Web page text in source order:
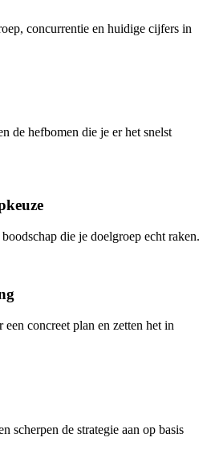
concurrentie en huidige cijfers in
de hefbomen die je er het snelst
die je doelgroep echt raken.
een concreet plan en zetten het in
scherpen de strategie aan op basis